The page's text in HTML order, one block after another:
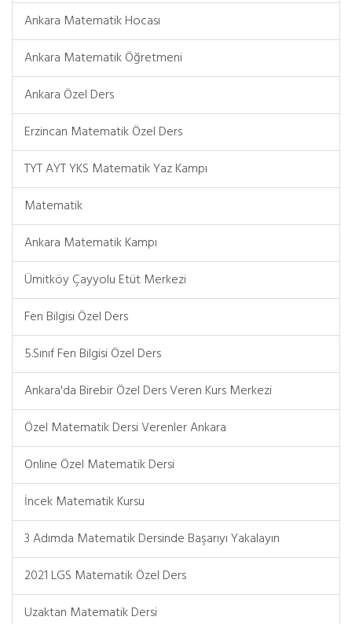
Ankara Matematik Hocası
Ankara Matematik Öğretmeni
Ankara Özel Ders
Erzincan Matematik Özel Ders
TYT AYT YKS Matematik Yaz Kampı
Matematik
Ankara Matematik Kampı
Ümitköy Çayyolu Etüt Merkezi
Fen Bilgisi Özel Ders
5.Sınıf Fen Bilgisi Özel Ders
Ankara'da Birebir Özel Ders Veren Kurs Merkezi
Özel Matematik Dersi Verenler Ankara
Online Özel Matematik Dersi
İncek Matematik Kursu
3 Adımda Matematik Dersinde Başarıyı Yakalayın
2021 LGS Matematik Özel Ders
Uzaktan Matematik Dersi